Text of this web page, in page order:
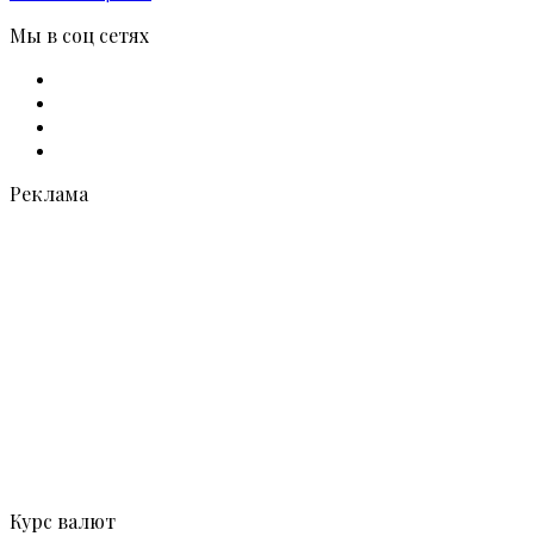
Мы в соц сетях
Реклама
Курс валют